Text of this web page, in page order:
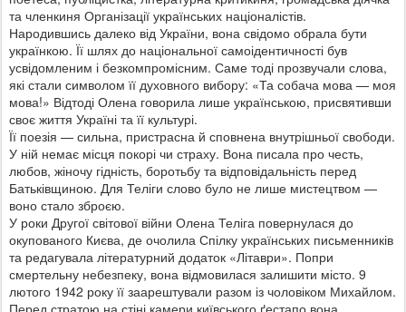
та членкиня Організації українських націоналістів.
Народившись далеко від України, вона свідомо обрала бути
українкою. Її шлях до національної самоідентичності був
усвідомленим і безкомпромісним. Саме тоді прозвучали слова,
які стали символом її духовного вибору: «Та собача мова — моя
мова!» Відтоді Олена говорила лише українською, присвятивши
своє життя Україні та її культурі.
Її поезія — сильна, пристрасна й сповнена внутрішньої свободи.
У ній немає місця покорі чи страху. Вона писала про честь,
любов, жіночу гідність, боротьбу та відповідальність перед
Батьківщиною. Для Теліги слово було не лише мистецтвом —
воно стало зброєю.
У роки Другої світової війни Олена Теліга повернулася до
окупованого Києва, де очолила Спілку українських письменників
та редагувала літературний додаток «Літаври». Попри
смертельну небезпеку, вона відмовилася залишити місто. 9
лютого 1942 року її заарештували разом із чоловіком Михайлом.
Перед стратою на стіні камери київського ґестапо вона